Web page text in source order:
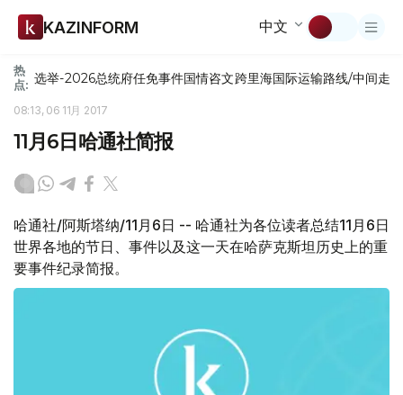
KAZINFORM 中文
热
点: 选举-2026总统府任免事件国情咨文跨里海国际运输路线/中间走廊
08:13, 06 11月 2017
11月6日哈通社简报
哈通社/阿斯塔纳/11月6日 -- 哈通社为各位读者总结11月6日
世界各地的节日、事件以及这一天在哈萨克斯坦历史上的重
要事件纪录简报。